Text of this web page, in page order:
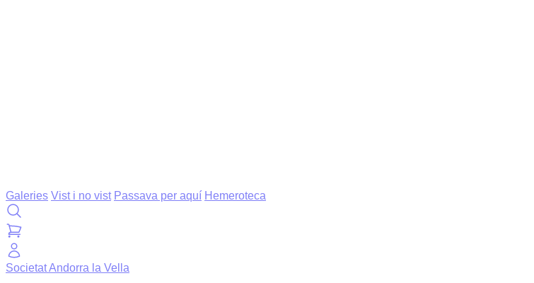
Galeries Vist i no vist Passava per aquí Hemeroteca
SocietatAndorra la Vella